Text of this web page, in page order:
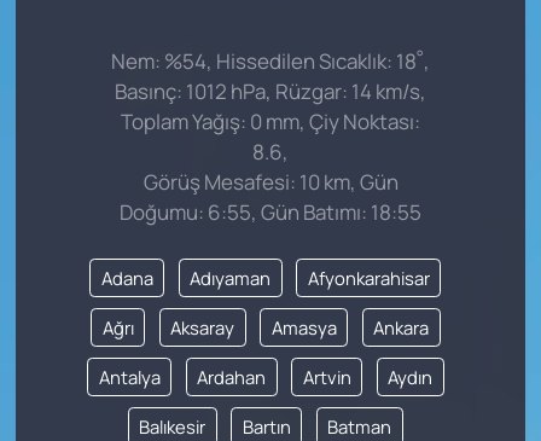
Nem: %54, Hissedilen Sıcaklık: 18°,
Basınç: 1012 hPa, Rüzgar: 14 km/s,
Toplam Yağış: 0 mm, Çiy Noktası:
8.6,
Görüş Mesafesi: 10 km, Gün
Doğumu: 6:55, Gün Batımı: 18:55
Adana Adıyaman Afyonkarahisar
Ağrı Aksaray Amasya Ankara
Antalya Ardahan Artvin Aydın
Balıkesir Bartın Batman